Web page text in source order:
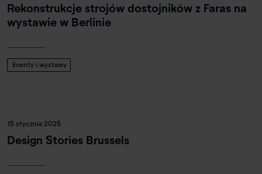
Rekonstrukcje strojów dostojników z Faras na
wystawie w Berlinie
Eventy i wystawy
15 stycznia 2025
Design Stories Brussels